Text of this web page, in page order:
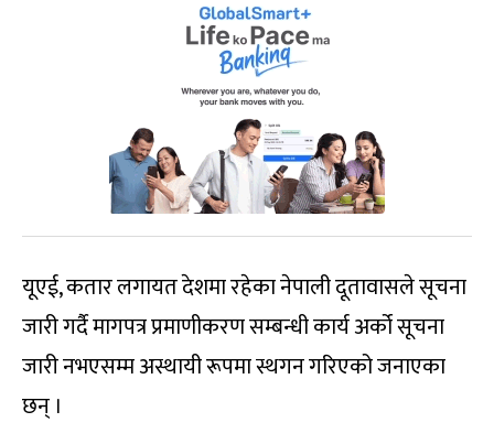
यूएई, कतार लगायत देशमा रहेका नेपाली दूतावासले सूचना
जारी गर्दै मागपत्र प्रमाणीकरण सम्बन्धी कार्य अर्को सूचना
जारी नभएसम्म अस्थायी रूपमा स्थगन गरिएको जनाएका
छन् ।